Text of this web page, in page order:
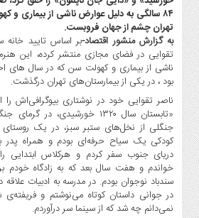
و
فن
آوری
بانک
،
بیمه
و
ارز
دیجیتال
کشاورزی
و
صنایع
غذایی
۸۴ سالگی به دلیل عوارض ناشی از بیماری و
تهران چشم از جهان فروبست.
به گزارش منشور اقتصاد-بر اساس تایید
تقوایی در فضای مجازی منتشر کرده، این
ناشی از بیماری و کهولت سن که در سال های
بود ، در یکی از بیمارستان‌های تهران درگذشت.
ناصر تقوایی خود در نوشتاری بیوگرافی‌اش
«تابستان سال ۱۳۲۰ خورشیدی،
جنگلی از نخل‌های ستبر سبز، در یک
کودکی یک سیاح حرفه‌ای بودم و همراه پدر
دریای جنوب سفر کردم و هرکلاس ابتدایی
خواندم و هفت سال بعد که به زادگاه خودم
سندباد نوجوان بودم. در مدرسه به ادبیات
در جوانی داستان کوتاه می‌نوشتم و فریفته‌ی
نمی‌دانم چه شد که از سینما سر درآوردم.